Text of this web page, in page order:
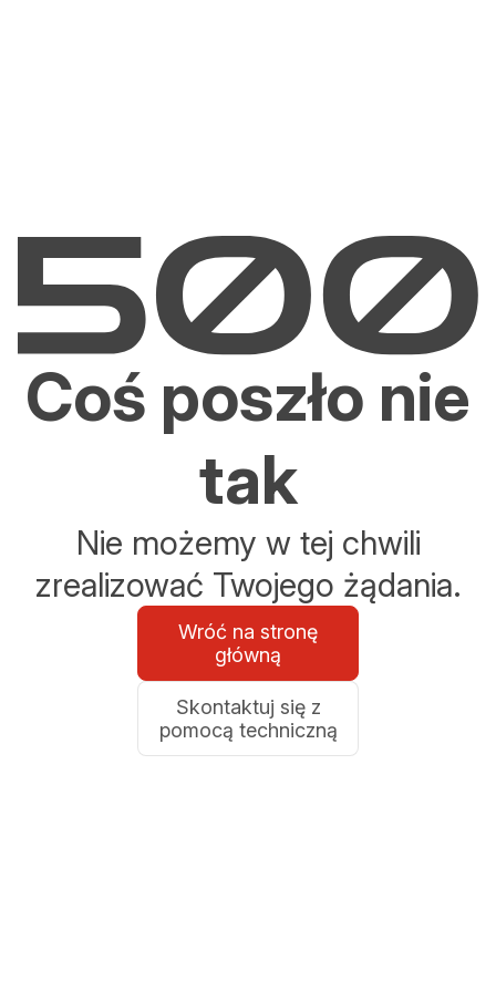
Coś poszło nie
tak
Nie możemy w tej chwili
zrealizować Twojego żądania.
Wróć na stronę
główną
Skontaktuj się z
pomocą techniczną